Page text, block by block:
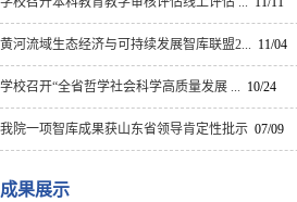
黄河流域生态经济与可持续发展智库联盟2... 11/04
学校召开“全省哲学社会科学高质量发展 ... 10/24
我院一项智库成果获山东省领导肯定性批示 07/09
成果展示